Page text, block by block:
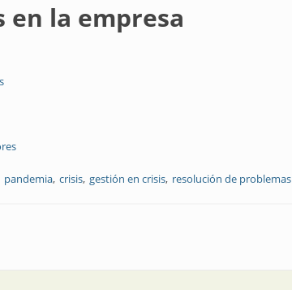
en la empresa
pandemia crisis gestión en crisis resolución de problemas